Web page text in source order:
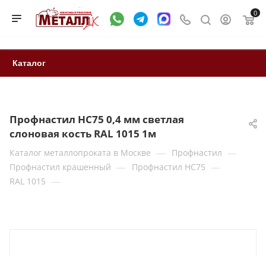
0
Каталог
Профнастил НС75 0,4 мм светлая
слоновая кость RAL 1015 1м
Каталог металлопроката в Москве — Профнастил —
Профнастил крашенный — Профнастил НС75 —
RAL 1015 —